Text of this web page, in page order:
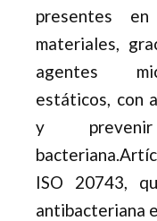
presentes
materiales,
agentes
estáticos, con
y
ISO 20743,
antibacteriana